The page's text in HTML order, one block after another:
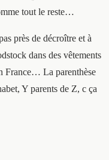
tout le reste…
près de décroître et à
dans des vêtements
France… La parenthèse
Y parents de Z, c ça